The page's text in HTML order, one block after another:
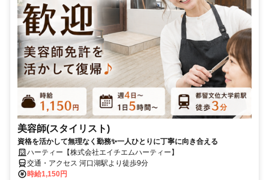
美容師(スタイリスト)
資格を活かして無理なく勤務✨一人ひとりに丁寧に向き合える
ハーティー【株式会社エイチエムハーティー】
交通・アクセス 河口湖駅より徒歩9分
時給1,150円